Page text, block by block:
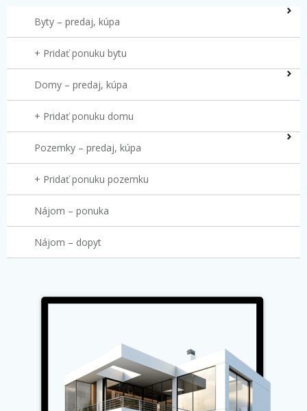
Byty – predaj, kúpa
+ Pridať ponuku bytu
Domy – predaj, kúpa
+ Pridať ponuku domu
Pozemky – predaj, kúpa
+ Pridať ponuku pozemku
Nájom – ponuka
Nájom – dopyt